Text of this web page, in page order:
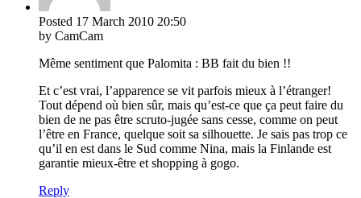
Posted 17 March 2010 20:50
by CamCam
Même sentiment que Palomita : BB fait du bien !!
Et c’est vrai, l’apparence se vit parfois mieux à l’étranger!
Tout dépend où bien sûr, mais qu’est-ce que ça peut faire du
bien de ne pas être scruto-jugée sans cesse, comme on peut
l’être en France, quelque soit sa silhouette. Je sais pas trop ce
qu’il en est dans le Sud comme Nina, mais la Finlande est
garantie mieux-être et shopping à gogo.
Reply